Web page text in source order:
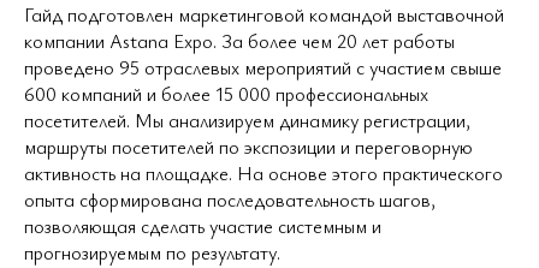
Гайд подготовлен маркетинговой командой выставочной
компании Astana Expo. За более чем 20 лет работы
проведено 95 отраслевых мероприятий с участием свыше
600 компаний и более 15 000 профессиональных
посетителей. Мы анализируем динамику регистрации,
маршруты посетителей по экспозиции и переговорную
активность на площадке. На основе этого практического
опыта сформирована последовательность шагов,
позволяющая сделать участие системным и
прогнозируемым по результату.